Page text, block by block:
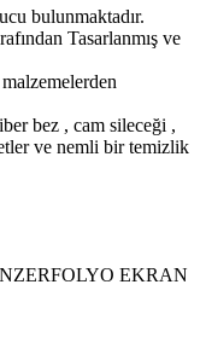
bulunmaktadır.
Tasarlanmış ve
bez , cam sileceği ,
ve nemli bir temizlik
EKRAN